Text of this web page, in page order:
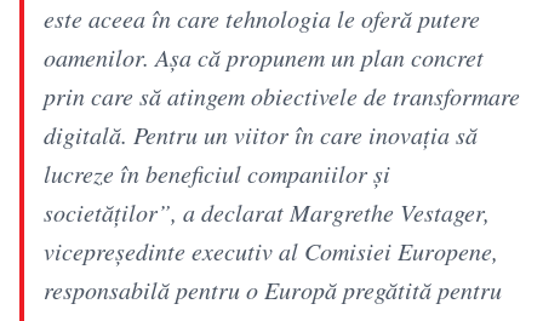
este aceea în care tehnologia le oferă putere
oamenilor. Așa că propunem un plan concret
prin care să atingem obiectivele de transformare
digitală. Pentru un viitor în care inovația să
lucreze în beneficiul companiilor și
societăților”, a declarat Margrethe Vestager,
vicepreședinte executiv al Comisiei Europene,
responsabilă pentru o Europă pregătită pentru